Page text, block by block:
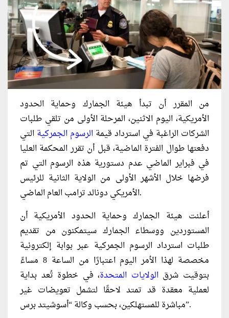
من المقرر أن تبدأ هيئة الجمارك وحماية الحدود
الأمريكية، اليوم الاثنين، المرحلة الأولى من تلقي طلبات
الشركات الراغبة في استرداد قيمة الرسوم الجمركية التي
دفعتها طوال الفترة الماضية، قبل أن تقرر المحكمة العليا
في فبراير الماضي عدم دستورية هذه الرسوم التي تم
فرضها خلال الأشهر الأولى من الولاية الثانية للرئيس
الأمريكي دونالد ترامب العام الماضي.
أعلنت هيئة الجمارك وحماية الحدود الأمريكية أن
المستوردين ووسطاء الجمارك سيتمكنون من تقديم
طلبات استرداد الرسوم الجمركية عبر بوابة إلكترونية
مخصصة لهذا الأمر اليوم اعتبارًا من الساعة 8 مساءً
بتوقيت شرق الولايات المتحدة، في خطوة تُعد بداية
لعملية معقدة قد تمتد لاحقًا لتشمل تعويضات غير
مباشرة للمستهلكين، بحسب وكالة “أسوشيتد برس”.